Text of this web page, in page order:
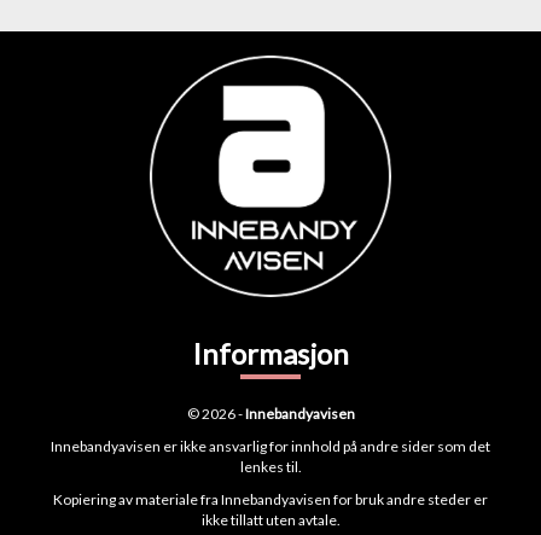
Informasjon
© 2026 -Innebandyavisen
Innebandyavisen er ikke ansvarlig for innhold på andre sider som det
lenkes til.
Kopiering av materiale fra Innebandyavisen for bruk andre steder er
ikke tillatt uten avtale.